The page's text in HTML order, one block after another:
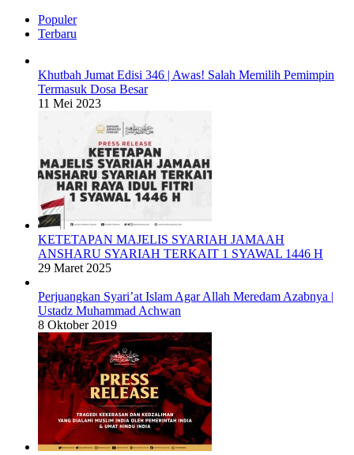
Populer
Terbaru
Khutbah Jumat Edisi 346 | Awas! Salah Memilih Pemimpin
Termasuk Dosa Besar
11 Mei 2023
KETETAPAN MAJELIS SYARIAH JAMAAH
ANSHARU SYARIAH TERKAIT 1 SYAWAL 1446 H
29 Maret 2025
Perjuangkan Syari’at Islam Agar Allah Meredam Azabnya |
Ustadz Muhammad Achwan
8 Oktober 2019